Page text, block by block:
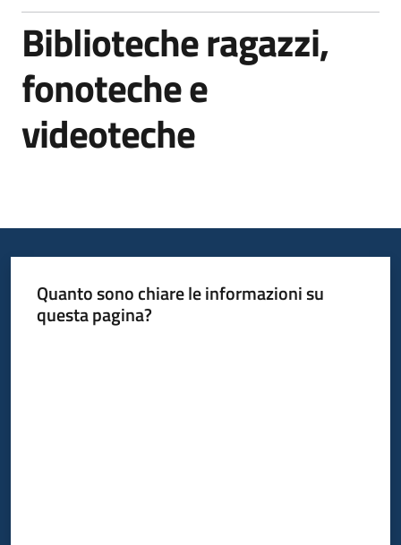
Centri
per
famiglie
locali
Biblioteche ragazzi,
fonoteche e
videoteche
Quanto sono chiare le informazioni su
questa pagina?